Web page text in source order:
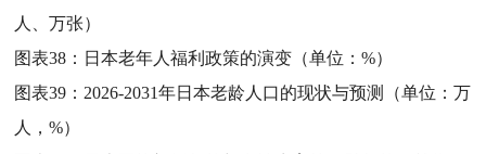
人、万张）
图表38： 日本老年人福利政策的演变（单位：%）
图表39： 2026-2031年日本老龄人口的现状与预测（单位：万
人，%）